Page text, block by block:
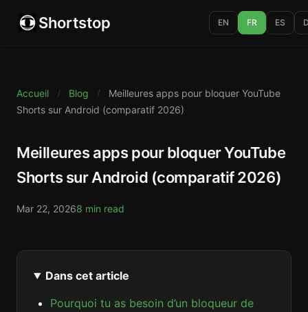
Shortstop EN FR ES
Accueil / Blog /
Meilleures apps pour bloquer YouTube
Shorts sur Android (comparatif 2026)
Meilleures apps pour bloquer YouTube
Shorts sur Android (comparatif 2026)
Mar 22, 20268 min read
Dans cet article
Pourquoi tu as besoin d’un bloqueur de